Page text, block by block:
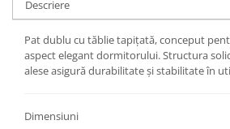
Descriere
Pat dublu cu tăblie tapițată, conceput
aspect elegant dormitorului. Structura
alese asigură durabilitate și stabilitate în
Dimensiuni